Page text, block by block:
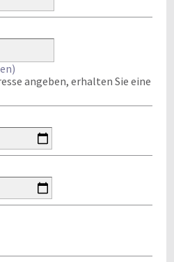
angeben, erhalten Sie eine